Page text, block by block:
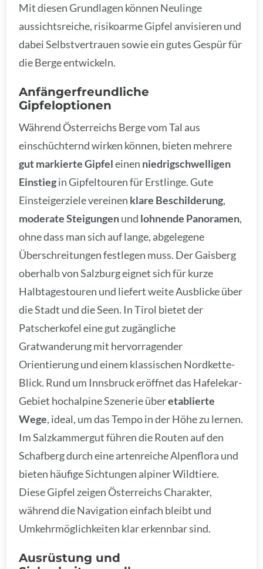
Mit diesen Grundlagen können Neulinge
aussichtsreiche, risikoarme Gipfel anvisieren und
dabei Selbstvertrauen sowie ein gutes Gespür für
die Berge entwickeln.
Anfängerfreundliche
Gipfeloptionen
Während Österreichs Berge vom Tal aus
einschüchternd wirken können, bieten mehrere
gut markierte Gipfeleinen niedrigschwelligen
Einstiegin Gipfeltouren für Erstlinge. Gute
Einsteigerziele vereinen klare Beschilderung,
moderate Steigungenund lohnende Panoramen,
ohne dass man sich auf lange, abgelegene
Überschreitungen festlegen muss. Der Gaisberg
oberhalb von Salzburg eignet sich für kurze
Halbtagestouren und liefert weite Ausblicke über
die Stadt und die Seen. In Tirol bietet der
Patscherkofel eine gut zugängliche
Gratwanderung mit hervorragender
Orientierung und einem klassischen Nordkette-
Blick. Rund um Innsbruck eröffnet das Hafelekar-
Gebiet hochalpine Szenerie überetablierte
Wege, ideal, um das Tempo in der Höhe zu lernen.
Im Salzkammergut führen die Routen auf den
Schafberg durch eine artenreiche Alpenflora und
bieten häufige Sichtungen alpiner Wildtiere.
Diese Gipfel zeigen Österreichs Charakter,
während die Navigation einfach bleibt und
Umkehrmöglichkeiten klar erkennbar sind.
Ausrüstung und